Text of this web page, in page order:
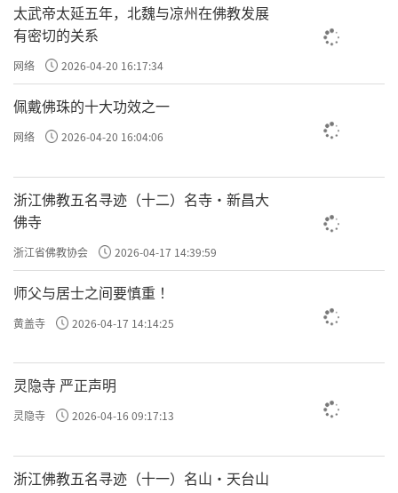
太武帝太延五年，北魏与凉州在佛教发展
有密切的关系
网络 2026-04-20 16:17:34
佩戴佛珠的十大功效之一
网络 2026-04-20 16:04:06
浙江佛教五名寻迹（十二）名寺·新昌大
佛寺
浙江省佛教协会 2026-04-17 14:39:59
师父与居士之间要慎重 ！
黄盖寺 2026-04-17 14:14:25
灵隐寺 严正声明
灵隐寺 2026-04-16 09:17:13
浙江佛教五名寻迹（十一）名山·天台山